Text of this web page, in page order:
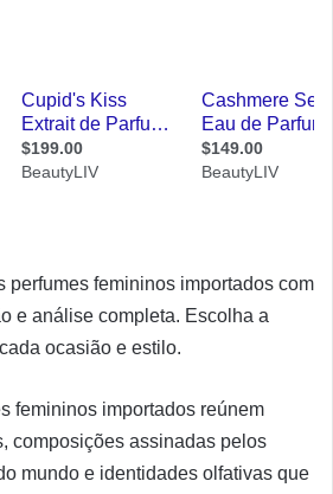
perfumes femininos importados com
e análise completa. Escolha a
ocasião e estilo.
femininos importados reúnem
composições assinadas pelos
mundo e identidades olfativas que